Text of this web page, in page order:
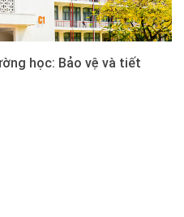
học: Bảo vệ và tiết